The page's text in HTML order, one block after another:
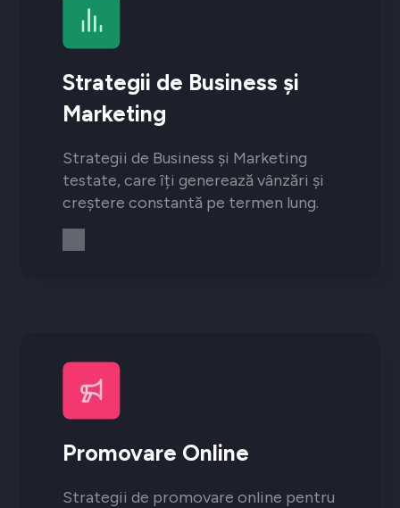
Strategii de Business și
Marketing
Strategii de Business și Marketing
testate, care îți generează vânzări și
creștere constantă pe termen lung.
Promovare Online
Strategii de promovare online pentru